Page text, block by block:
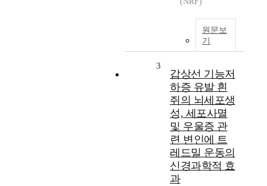
원문보
기
3
갑상선 기능저
하증 유발 흰
쥐의 뇌세포생
성, 세포사멸
및 우울증 관
련 변인에 트
레드밀 운동의
신경과학적 효
과